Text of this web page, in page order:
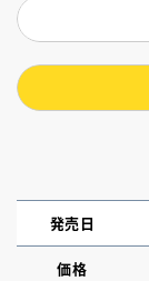
発売日
価格